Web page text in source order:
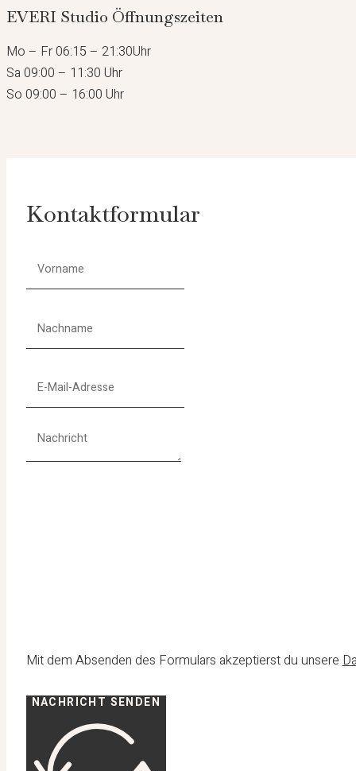
EVERI Studio Öffnungszeiten
Mo – Fr 06:15 – 21:30Uhr
Sa 09:00 – 11:30 Uhr
So 09:00 – 16:00 Uhr
Kontaktformular
Mit dem Absenden des Formulars akzeptierst du unsere
NACHRICHT SENDEN